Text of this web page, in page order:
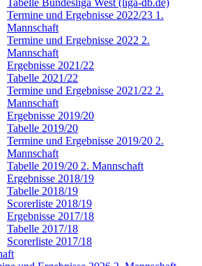
Tabelle Bundesliga West (liga-db.de)
Termine und Ergebnisse 2022/23 1.
Mannschaft
Termine und Ergebnisse 2022 2.
Mannschaft
Ergebnisse 2021/22
Tabelle 2021/22
Termine und Ergebnisse 2021/22 2.
Mannschaft
Ergebnisse 2019/20
Tabelle 2019/20
Termine und Ergebnisse 2019/20 2.
Mannschaft
Tabelle 2019/20 2. Mannschaft
Ergebnisse 2018/19
Tabelle 2018/19
Scorerliste 2018/19
Ergebnisse 2017/18
Tabelle 2017/18
Scorerliste 2017/18